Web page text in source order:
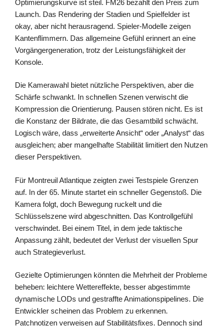
Optimierungskurve ist steil. FM26 bezahlt den Preis zum
Launch. Das Rendering der Stadien und Spielfelder ist
okay, aber nicht herausragend. Spieler-Modelle zeigen
Kantenflimmern. Das allgemeine Gefühl erinnert an eine
Vorgängergeneration, trotz der Leistungsfähigkeit der
Konsole.
Die Kamerawahl bietet nützliche Perspektiven, aber die
Schärfe schwankt. In schnellen Szenen verwischt die
Kompression die Orientierung. Pausen stören nicht. Es ist
die Konstanz der Bildrate, die das Gesamtbild schwächt.
Logisch wäre, dass „erweiterte Ansicht“ oder „Analyst“ das
ausgleichen; aber mangelhafte Stabilität limitiert den Nutzen
dieser Perspektiven.
Für Montreuil Atlantique zeigten zwei Testspiele Grenzen
auf. In der 65. Minute startet ein schneller Gegenstoß. Die
Kamera folgt, doch Bewegung ruckelt und die
Schlüsselszene wird abgeschnitten. Das Kontrollgefühl
verschwindet. Bei einem Titel, in dem jede taktische
Anpassung zählt, bedeutet der Verlust der visuellen Spur
auch Strategieverlust.
Gezielte Optimierungen könnten die Mehrheit der Probleme
beheben: leichtere Wettereffekte, besser abgestimmte
dynamische LODs und gestraffte Animationspipelines. Die
Entwickler scheinen das Problem zu erkennen.
Patchnotizen verweisen auf Stabilitätsfixes. Dennoch sind